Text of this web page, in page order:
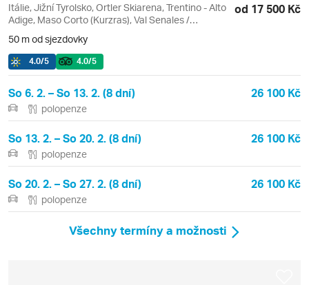
Itálie, Jižní Tyrolsko, Ortler Skiarena, Trentino - Alto
Adige, Maso Corto (Kurzras), Val Senales /
od 17 500 Kč
50 m od sjezdovky
4.0/5 4.0/5
So 6. 2. – So 13. 2. (8 dní) 26 100 Kč
polopenze
So 13. 2. – So 20. 2. (8 dní) 26 100 Kč
polopenze
So 20. 2. – So 27. 2. (8 dní) 26 100 Kč
polopenze
Všechny termíny a možnosti